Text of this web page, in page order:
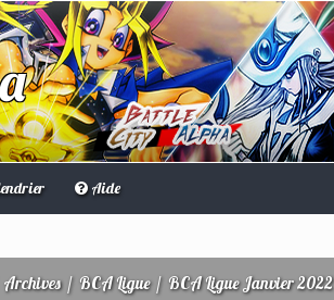
Aide
Archives/ BCA Ligue/ BCA Ligue Janvier 2022